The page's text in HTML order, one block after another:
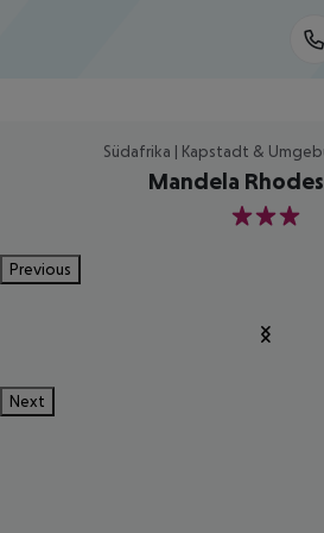
Südafrika | Kapstadt &
Mandela
3
Previous
Next